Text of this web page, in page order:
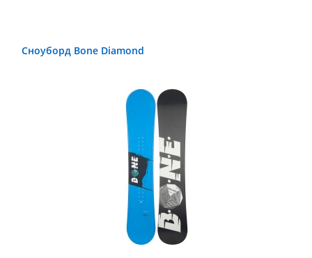
Сноуборд Bone Diamond